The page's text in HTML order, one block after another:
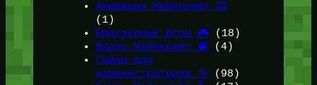
Анимации Майнкрафт 🎞️
(1)
Браузерные Игры 🎮(18)
Видео Майнкрафт 📽️ (4)
Гайды для
администраторов 🔧
(98)